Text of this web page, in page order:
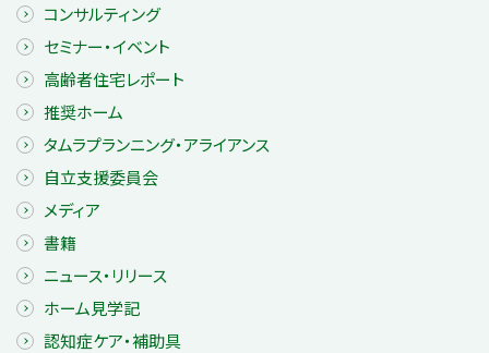
コンサルティング
セミナー・イベント
高齢者住宅レポート
推奨ホーム
タムラプランニング・アライアンス
自立支援委員会
メディア
書籍
ニュース・リリース
ホーム見学記
認知症ケア・補助具